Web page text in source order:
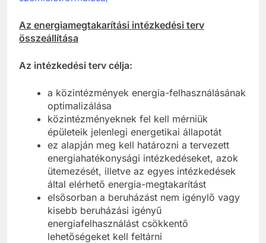
Az energiamegtakarítási intézkedési terv
összeállítása
Az intézkedési terv célja:
a közintézmények energia-felhasználásának
optimalizálása
közintézményeknek fel kell mérniük
épületeik jelenlegi energetikai állapotát
ez alapján meg kell határozni a tervezett
energiahatékonysági intézkedéseket, azok
ütemezését, illetve az egyes intézkedések
által elérhető energia-megtakarítást
elsősorban a beruházást nem igénylő vagy
kisebb beruházási igényű
energiafelhasználást csökkentő
lehetőségeket kell feltárni